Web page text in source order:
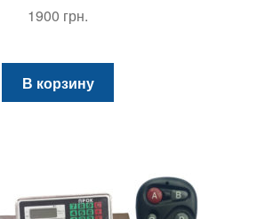
1900 грн.
В корзину